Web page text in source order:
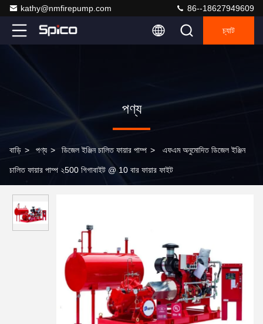
kathy@nmfirepump.com 86--18627949609
চ্যাট
পণ্য
বাড়ি > পণ্য > ডিজেল ইঞ্জিন চালিত ফায়ার পাম্প > এফএম অনুমোদিত ডিজেল ইঞ্জিন
চালিত ফায়ার পাম্প ২500 গিগাবাইট @ 10 বার ফায়ার ফাইট